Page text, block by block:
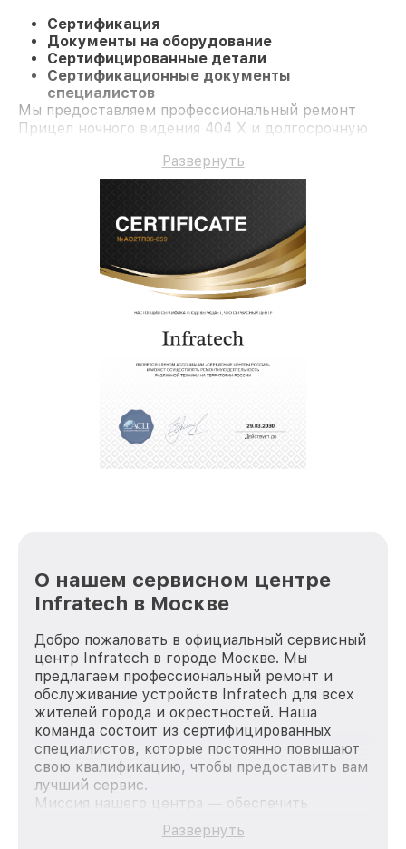
Сертификация
Документы на оборудование
Сертифицированные детали
Сертификационные документы
специалистов
Мы предоставляем профессиональный ремонт
Прицел ночного видения 404 Х и долгосрочную
Развернуть
О нашем сервисном центре
Infratech в Москве
Добро пожаловать в официальный сервисный
центр Infratech в городе Москве. Мы
предлагаем профессиональный ремонт и
обслуживание устройств Infratech для всех
жителей города и окрестностей. Наша
команда состоит из сертифицированных
специалистов, которые постоянно повышают
свою квалификацию, чтобы предоставить вам
лучший сервис.
Миссия нашего центра — обеспечить
качественный и доступный ремонт для
каждого пользователя продукции Infratech,
Развернуть